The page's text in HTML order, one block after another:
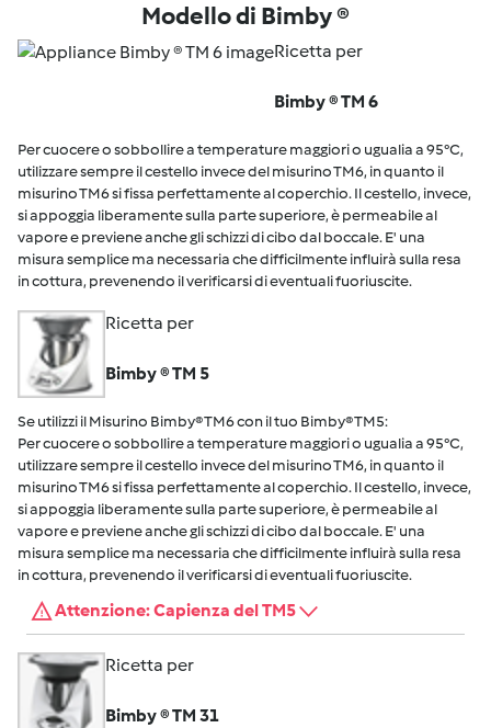
Modello di Bimby ®
Ricetta per
Bimby ® TM 6
Per cuocere o sobbollire a temperature maggiori o ugualia a 95°C,
utilizzare sempre il cestello invece del misurino TM6, in quanto il
misurino TM6 si fissa perfettamente al coperchio. Il cestello, invece,
si appoggia liberamente sulla parte superiore, è permeabile al
vapore e previene anche gli schizzi di cibo dal boccale. E' una
misura semplice ma necessaria che difficilmente influirà sulla resa
in cottura, prevenendo il verificarsi di eventuali fuoriuscite.
Ricetta per
Bimby ® TM 5
Se utilizzi il Misurino Bimby® TM6 con il tuo Bimby® TM5:
Per cuocere o sobbollire a temperature maggiori o ugualia a 95°C,
utilizzare sempre il cestello invece del misurino TM6, in quanto il
misurino TM6 si fissa perfettamente al coperchio. Il cestello, invece,
si appoggia liberamente sulla parte superiore, è permeabile al
vapore e previene anche gli schizzi di cibo dal boccale. E' una
misura semplice ma necessaria che difficilmente influirà sulla resa
in cottura, prevenendo il verificarsi di eventuali fuoriuscite.
Attenzione: Capienza del TM5
Ricetta per
Bimby ® TM 31